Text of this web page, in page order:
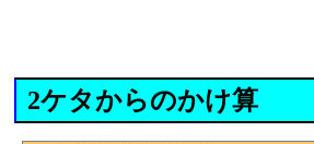
2ケタからのかけ算